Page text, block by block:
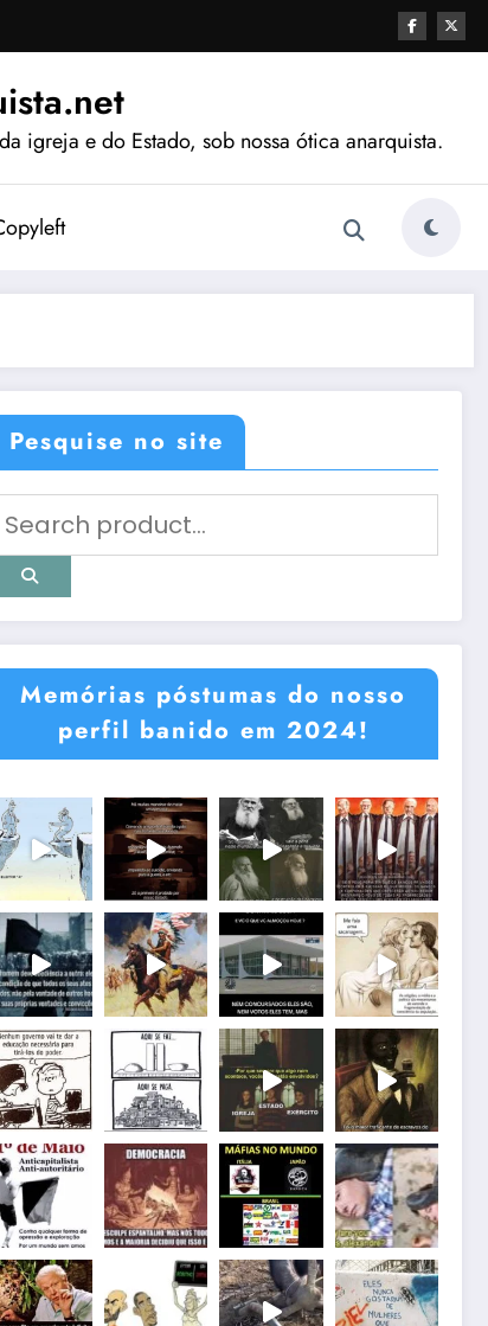
igreja e do Estado, sob nossa ótica anarquista.
Pesquise no site
Memórias póstumas do nosso
perfil banido em 2024!